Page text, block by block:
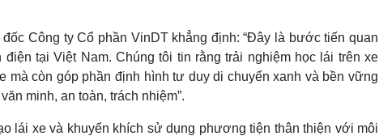
Công ty Cổ phần VinDT khẳng định: “Đây là bước tiến quan
tại Việt Nam. Chúng tôi tin rằng trải nghiệm học lái trên xe
còn góp phần định hình tư duy di chuyển xanh và bền vững
minh, an toàn, trách nhiệm”.
lái xe và khuyến khích sử dụng phương tiện thân thiện với môi